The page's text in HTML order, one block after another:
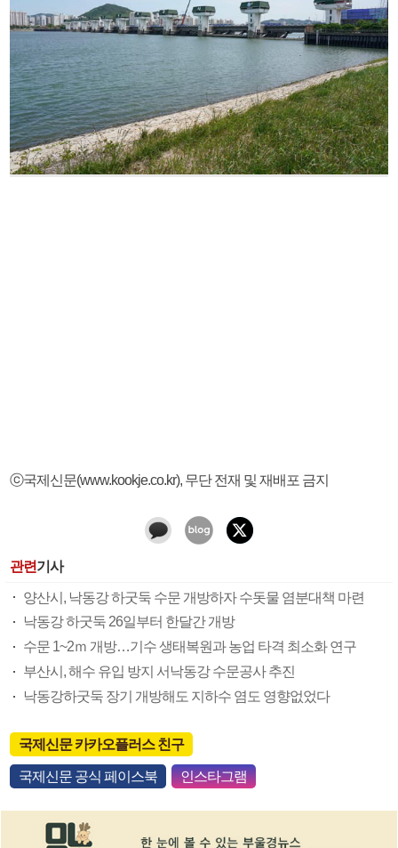
ⓒ국제신문(www.kookje.co.kr), 무단 전재 및 재배포 금지
관련기사
양산시, 낙동강 하굿둑 수문 개방하자 수돗물 염분대책 마련
낙동강 하굿둑 26일부터 한달간 개방
수문 1~2ｍ 개방…기수 생태복원과 농업 타격 최소화 연구
부산시, 해수 유입 방지 서낙동강 수문공사 추진
낙동강하굿둑 장기 개방해도 지하수 염도 영향없었다
국제신문 카카오플러스 친구
국제신문 공식 페이스북 인스타그램